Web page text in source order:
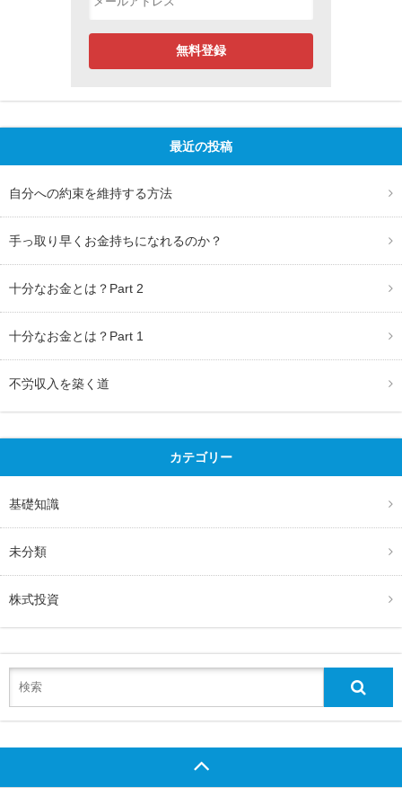
最近の投稿
自分への約束を維持する方法
手っ取り早くお金持ちになれるのか？
十分なお金とは？Part 2
十分なお金とは？Part 1
不労収入を築く道
カテゴリー
基礎知識
未分類
株式投資